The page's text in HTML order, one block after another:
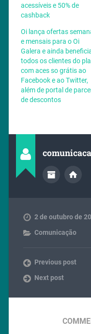
acessíveis e 50% de
cashback
Oi lança ofertas
e mensais para o Oi
Galera e ainda
todos os clientes do
com aces so grátis ao
Facebook e ao Twitter,
além de portal de
de descontos
2 de outubro de
Comunicação
Previous post
Next post